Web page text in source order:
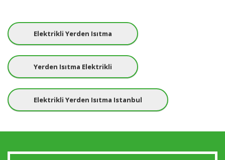
Elektrikli Yerden Isıtma
Yerden Isıtma Elektrikli
Elektrikli Yerden Isıtma Istanbul